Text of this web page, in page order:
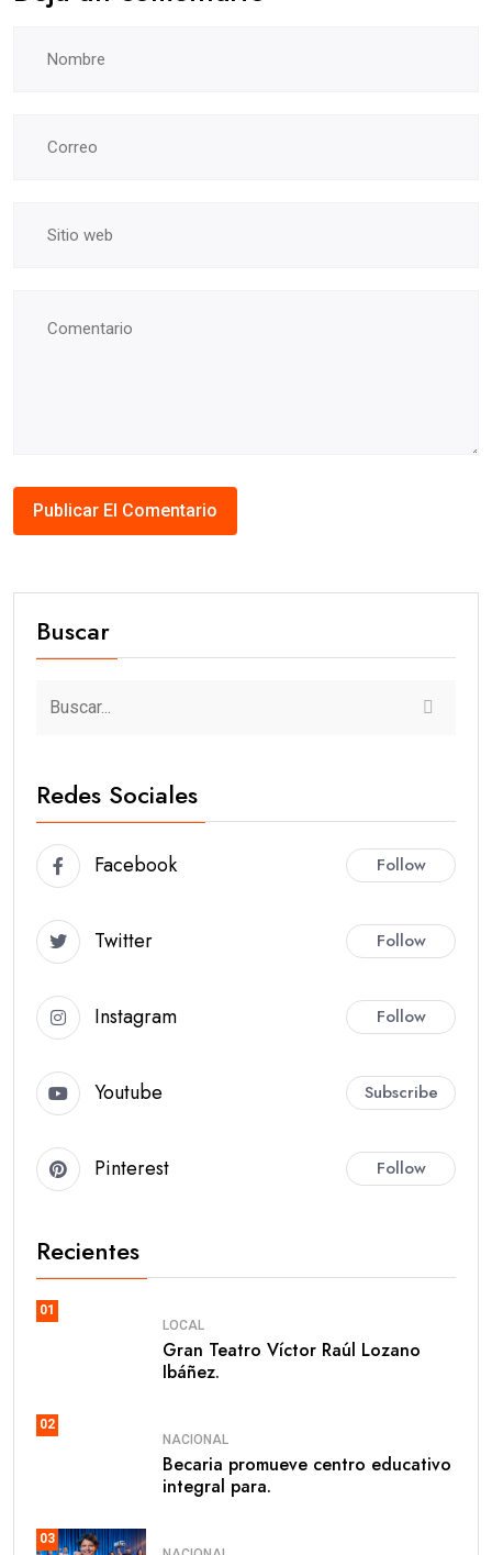
Buscar
Redes Sociales
Facebook Follow
Twitter Follow
Instagram Follow
Youtube Subscribe
Pinterest Follow
Recientes
01
LOCAL
Gran Teatro Víctor Raúl Lozano
Ibáñez.
02
NACIONAL
Becaria promueve centro educativo
integral para.
03